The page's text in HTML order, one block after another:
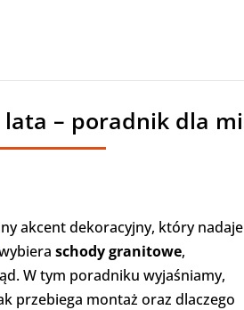
– poradnik dla
akcent dekoracyjny, który nadaje
schody granitowe,
W tym poradniku wyjaśniamy,
przebiega montaż oraz dlaczego